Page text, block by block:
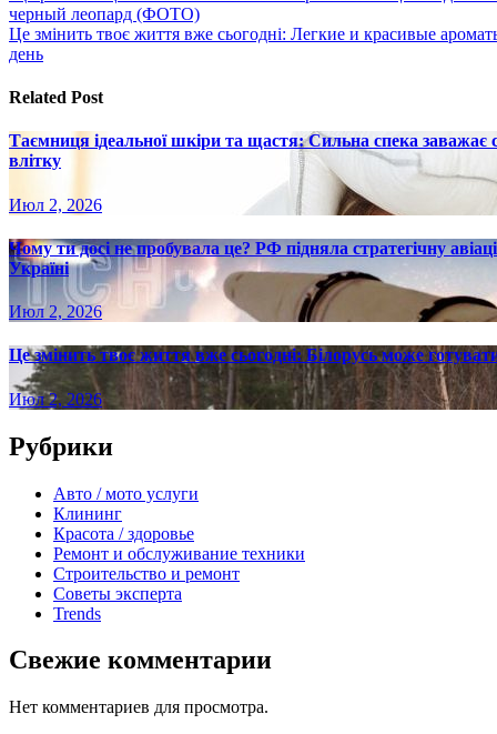
по
записям
черный леопард (ФОТО)
Це змінить твоє життя вже сьогодні: Легкие и красивые
день
Related Post
Таємниця ідеальної шкіри та щастя: Сильна спека
влітку
Июл 2, 2026
Чому ти досі не пробувала це? РФ підняла стратегічну
Україні
Июл 2, 2026
Це змінить твоє життя вже сьогодні: Білорусь може
Июл 2, 2026
Рубрики
Авто / мото услуги
Клининг
Красота / здоровье
Ремонт и обслуживание техники
Строительство и ремонт
Советы эксперта
Trends
Свежие комментарии
Нет комментариев для просмотра.